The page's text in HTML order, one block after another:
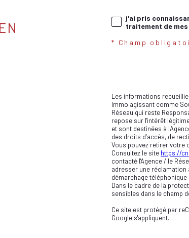
j'ai pris
traitement de
* Champ
Les informations
Immo agissant comme
Réseau qui reste
repose sur l'intérêt
et sont destinées à
des droits d’accès, de
Vous pouvez retirer votre
Consultez le site https://
contacté l'Agence / le
adresser une réclamation
démarchage
Dans le cadre de la
sensibles dans le champ
Ce site est protégé par
Google s'appliquent.